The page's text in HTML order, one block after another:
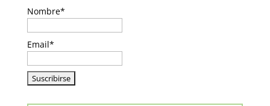
Nombre*
Email*